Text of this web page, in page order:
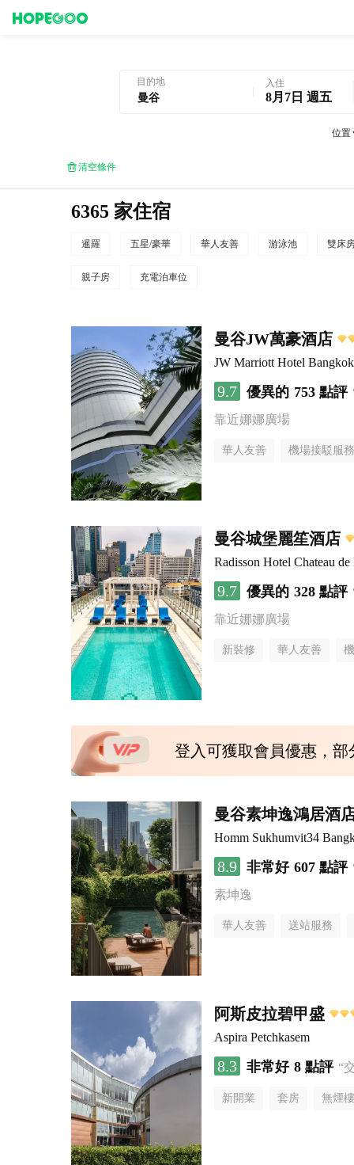
目的地 入住
8月7日 週五
位置
清空條件
6365 家住宿
暹羅 五星/豪華 華人友善 游泳池 雙床
親子房 充電泊車位
曼谷JW萬豪酒店
JW Marriott Hotel Bangkok
9.7 優異的 753 點評
靠近娜娜廣場
華人友善 機場接駁服務
曼谷城堡麗笙酒店
Radisson Hotel Chateau
9.7 優異的 328 點評
靠近娜娜廣場
新裝修 華人友善
登入可獲取會員優惠，
曼谷素坤逸鴻居酒
Homm Sukhumvit34
8.9 非常好 607 點評
素坤逸
華人友善 送站服務
阿斯皮拉碧甲盛
Aspira Petchkasem
8.3 非常好 8 點評 “
新開業 套房 無煙